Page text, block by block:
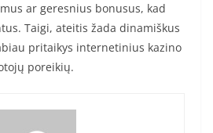
ar geresnius bonusus, kad
Taigi, ateitis žada dinamiškus
pritaikys internetinius kazino
poreikių.